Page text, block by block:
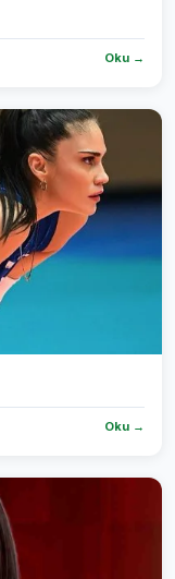
Oku →
Oku →